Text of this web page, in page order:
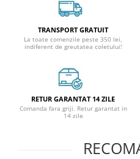
TRANSPORT GRATUIT
La toate comenzile peste 350 lei,
indiferent de greutatea coletului!
RETUR GARANTAT 14 ZILE
Comanda fara griji. Retur garantat in
14 zile